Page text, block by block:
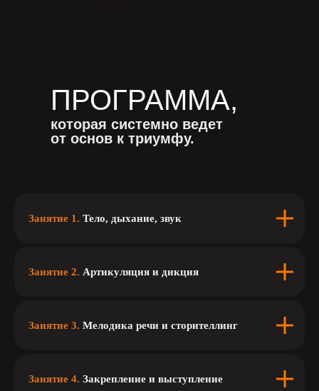
которая системно ведет
от основ к триумфу.
ПРОГРАММА,
Занятие 1. Тело, дыхание, звук
Занятие 2. Артикуляция и дикция
Занятие 3. Мелодика речи и сторителлинг
Занятие 4. Закрепление и выступление